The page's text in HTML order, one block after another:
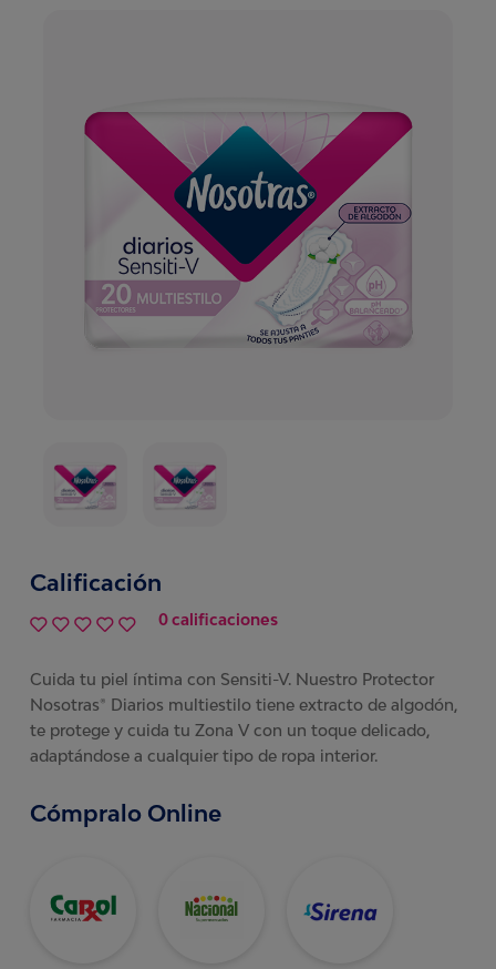
Calificación
0 calificaciones
Cuida tu piel íntima con Sensiti-V. Nuestro Protector
Nosotras® Diarios multiestilo tiene extracto de algodón,
te protege y cuida tu Zona V con un toque delicado,
adaptándose a cualquier tipo de ropa interior.
Cómpralo Online